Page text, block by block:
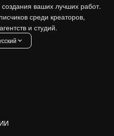
ваших лучших работ.
среди креаторов,
и студий.